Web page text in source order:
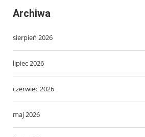
Archiwa
sierpień 2026
lipiec 2026
czerwiec 2026
maj 2026